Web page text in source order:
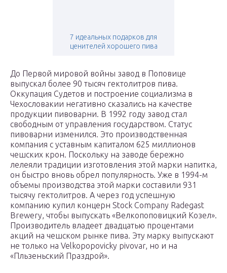
7 идеальных подарков для
ценителей хорошего пива
До Первой мировой войны завод в Поповице
выпускал более 90 тысяч гектолитров пива.
Оккупация Судетов и построение социализма в
Чехословакии негативно сказались на качестве
продукции пивоварни. В 1992 году завод стал
свободным от управления государством. Статус
пивоварни изменился. Это производственная
компания с уставным капиталом 625 миллионов
чешских крон. Поскольку на заводе бережно
лелеяли традиции изготовления этой марки напитка,
он быстро вновь обрел популярность. Уже в 1994-м
объемы производства этой марки составили 931
тысячу гектолитров. А через год успешную
компанию купил концерн Stock Company Radegast
Brewery, чтобы выпускать «Велкопоповицкий Козел».
Производитель владеет двадцатью процентами
акций на чешском рынке пива. Эту марку выпускают
не только на Velkopopovicky pivovar, но и на
«Пльзеньский Праздрой».